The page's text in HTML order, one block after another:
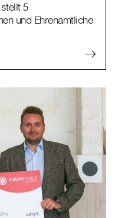
5
und Ehrenamtliche